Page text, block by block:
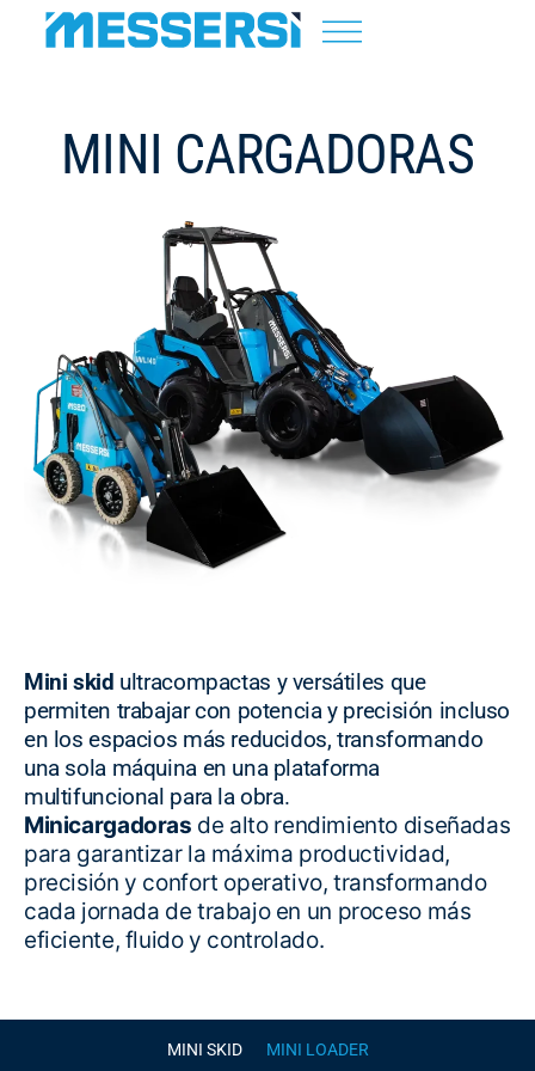
MINI CARGADORAS
Mini skid ultracompactas y versátiles que
permiten trabajar con potencia y precisión incluso
en los espacios más reducidos, transformando
una sola máquina en una plataforma
multifuncional para la obra.
Minicargadoras de alto rendimiento diseñadas
para garantizar la máxima productividad,
precisión y confort operativo, transformando
cada jornada de trabajo en un proceso más
eficiente, fluido y controlado.
MINI SKID MINI LOADER